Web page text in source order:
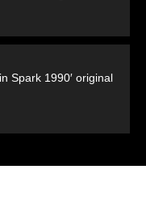
Spark 1990′ original